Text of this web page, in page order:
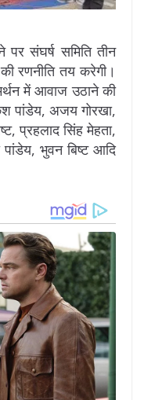
पर संघर्ष समिति तीन
रणनीति तय करेगी।
में आवाज उठाने की
पांडेय, अजय गोरखा,
प्रहलाद सिंह मेहता,
भुवन बिष्ट आदि